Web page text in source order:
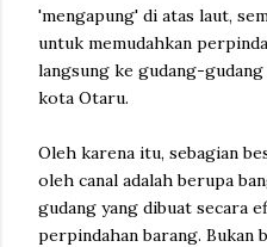
'mengapung' di atas laut,
untuk memudahkan
langsung ke gudang-
kota Otaru.
Oleh karena itu, sebagian
oleh canal adalah berupa
gudang yang dibuat secara
perpindahan barang. Bukan